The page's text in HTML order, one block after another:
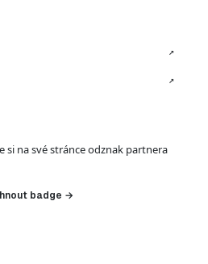
↗
↗
si na své stránce odznak partnera
badge →